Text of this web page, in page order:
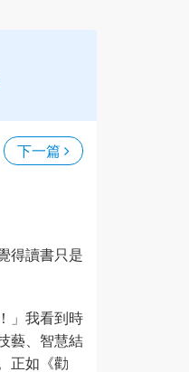
下一篇
得讀書只是
」我看到時
藝、智慧結
正如《勸